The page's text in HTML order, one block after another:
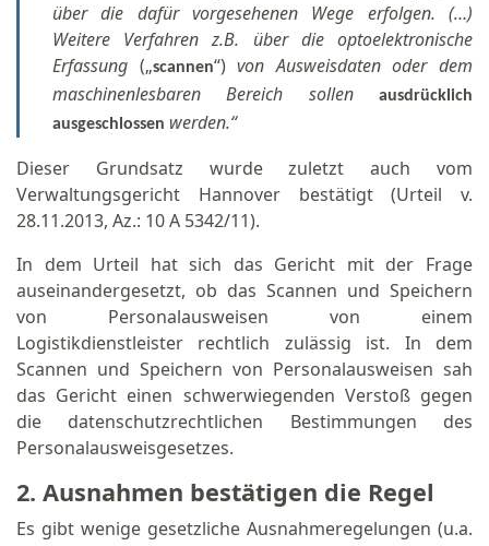
über die dafür vorgesehenen Wege erfolgen. (…)
Weitere Verfahren z.B. über die optoelektronische
Erfassung („scannen“)von Ausweisdaten oder dem
maschinenlesbaren Bereich sollen
ausdrücklich
ausgeschlossen werden.“
Dieser Grundsatz wurde zuletzt auch vom
Verwaltungsgericht Hannover bestätigt (Urteil v.
28.11.2013, Az.: 10 A 5342/11).
In dem Urteil hat sich das Gericht mit der Frage
auseinandergesetzt, ob das Scannen und Speichern
von Personalausweisen von einem
Logistikdienstleister rechtlich zulässig ist. In dem
Scannen und Speichern von Personalausweisen sah
das Gericht einen schwerwiegenden Verstoß gegen
die datenschutzrechtlichen Bestimmungen des
Personalausweisgesetzes.
2. Ausnahmen bestätigen die Regel
Es gibt wenige gesetzliche Ausnahmeregelungen (u.a.